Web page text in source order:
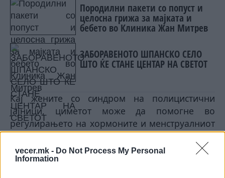
vecer.mk - Do Not Process My Personal
Information
Породилни пакети со попуст и
целосна грижа за мајката и
бебето во Клиника Жан Митрев
ЗАБОРАВЕНОТО ШПАНСКО СЕЛО
ШТО ЌЕ СТАНЕ ЦЕНТАР НА СВЕТОТ
Кај жените со синдром на полицистични
јајници, циметот може да помогне во
регулирањето на хормоните и менструалниот
циклус. Кај мажите, некои студии укажуваат
дека може позитивно да влијае врз
квалитетот на спермата.